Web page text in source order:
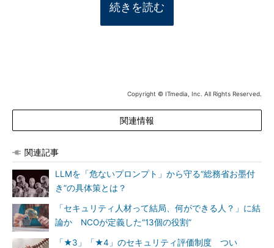
続きを読む
Copyright © ITmedia, Inc. All Rights Reserved.
関連情報
関連記事
LLMを「危ないプロンプト」から守る“総務省お墨付
き”の具体策とは？
「セキュリティ人材って結局、何ができる人？」に結
論か NCOが定義した“13個の役割”
「★3」「★4」のセキュリティ評価制度 つい